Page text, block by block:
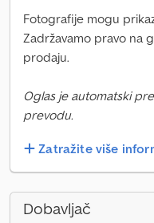
Fotografije mogu
Zadržavamo pravo na
prodaju.
Oglas je automatski
prevodu.
Zatražite više
Dobavljač